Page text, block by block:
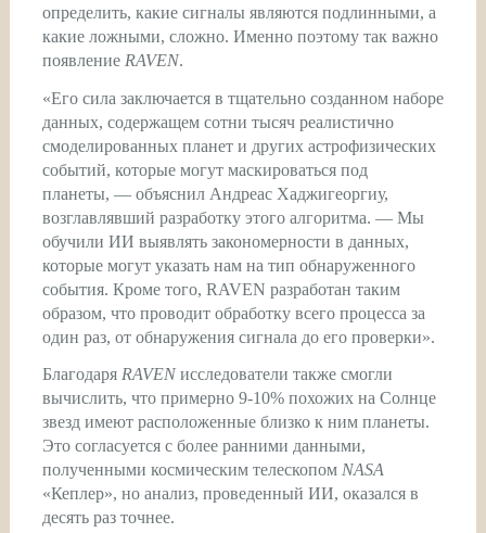
определить, какие сигналы являются подлинными, а
какие ложными, сложно. Именно поэтому так важно
появление RAVEN.
«Его сила заключается в тщательно созданном наборе
данных, содержащем сотни тысяч реалистично
смоделированных планет и других астрофизических
событий, которые могут маскироваться под
планеты, — объяснил Андреас Хаджигеоргиу,
возглавлявший разработку этого алгоритма. — Мы
обучили ИИ выявлять закономерности в данных,
которые могут указать нам на тип обнаруженного
события. Кроме того, RAVEN разработан таким
образом, что проводит обработку всего процесса за
один раз, от обнаружения сигнала до его проверки».
Благодаря RAVENисследователи также смогли
вычислить, что примерно 9-10% похожих на Солнце
звезд имеют расположенные близко к ним планеты.
Это согласуется с более ранними данными,
полученными космическим телескопом NASA
«Кеплер», но анализ, проведенный ИИ, оказался в
десять раз точнее.